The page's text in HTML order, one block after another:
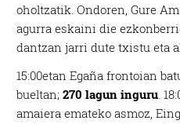
oholtzatik. Ondoren, Gure
agurra eskaini die
dantzan jarri dute txistu eta
15:00etan Egaña frontoian
bueltan;270 lagun inguru.
amaiera emateko asmoz,